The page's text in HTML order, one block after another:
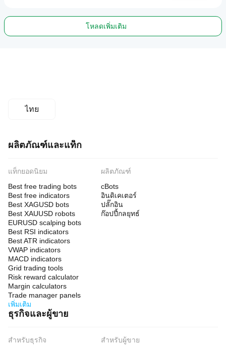
โหลดเพิ่มเติม
ไทย
ผลิตภัณฑ์และแท็ก
แท็กยอดนิยม
Best free trading bots
Best free indicators
Best XAGUSD bots
Best XAUUSD robots
EURUSD scalping bots
Best RSI indicators
Best ATR indicators
VWAP indicators
MACD indicators
Grid trading tools
Risk reward calculator
Margin calculators
Trade manager panels
เพิ่มเติม
ผลิตภัณฑ์
cBots
อินดิเคเตอร์
ปลั๊กอิน
ก๊อปปี้กลยุทธ์
ธุรกิจและผู้ขาย
สำหรับธุรกิจ
สำหรับผู้ขาย